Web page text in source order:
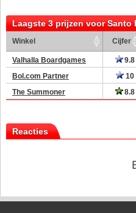
Laagste 3 prijzen voor Santo
Winkel Cijfer
Valhalla Boardgames 9.8
Bol.com Partner
10
The Summoner
8.8
Reacties